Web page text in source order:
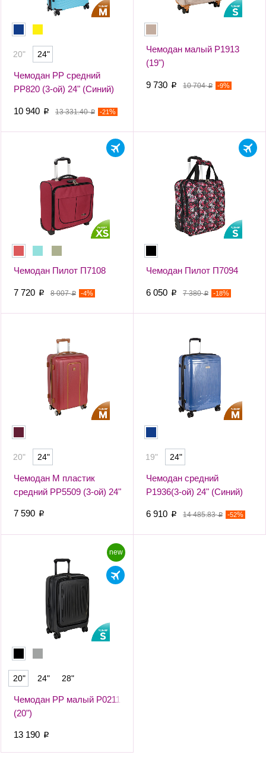
20" 24"
Чемодан PP средний
РР820 (3-ой) 24" (Синий)
-21%
13 331.40p
10 940 p
Чемодан малый Р1913
(19")
-9%
10 704p
9 730 p
Чемодан Пилот П7108
-4%
8 007p
7 720 p
Чемодан Пилот П7094
-18%
7 380p
6 050 p
20" 24"
Чемодан М пластик
средний РР5509 (3-ой) 24"
7 590 p
19" 24"
Чемодан средний
Р1936(3-ой) 24" (Синий)
-52%
14 485.83p
6 910 p
new
20" 24" 28"
Чемодан PP малый Р0211
(20")
13 190 p